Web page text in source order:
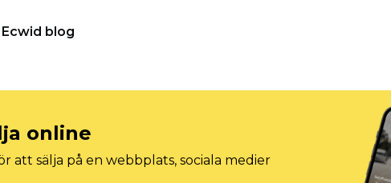
Ecwid blog
online
att sälja på en webbplats, sociala medier